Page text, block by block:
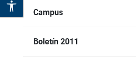
Campus
Boletín 2011